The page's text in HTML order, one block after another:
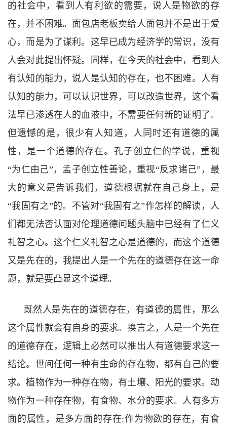
的社会中，看到人有利欲的需要，说人是物欲的存
在，并不困难。面包店老板卖给人面包并不是出于爱
心，而是为了谋利。这早已成为经济学的常识，没有
人会对此提出怀疑。同样，在今天的社会中，看到人
有认知的能力，说人是认知的存在，也不困难。人有
认知的能力，可以认识世界，可以改造世界，这个看
法早已渗透在人的血液中，不需要任何新的证明了。
但遗憾的是，很少有人知道，人同时还有道德的属
性，是一个道德的存在。孔子创立仁的学说，重视
“为仁由己” ，孟子创立性善论，重视“反求诸己” ，最
大的意义是告诉我们，道德根据就在自己身上，是
“我固有之”的。不管对“我固有之”作怎样的解读，人
们都无法否认面对伦理道德问题头脑中已经有了仁义
礼智之心。这个仁义礼智之心是道德的，而这个道德
又是先在的，我提出人是一个先在的道德存在这一命
题，就是要凸显这个道理。
既然人是先在的道德存在，有道德的属性，那么
这个属性就会有自身的要求。换言之，人是一个先在
的道德存在，逻辑上必然可以推出人有道德要求这一
结论。世间任何一种有生命的存在物，都有自己的要
求。植物作为一种存在物，有土壤、阳光的要求。动
物作为一种存在物，有食物、水分的要求。人有多方
面的属性，是多方面的存在:作为物欲的存在，有食